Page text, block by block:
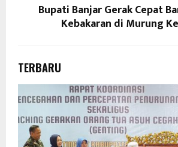
Bupati Banjar Gerak Cepat
Kebakaran di Murung
TERBARU